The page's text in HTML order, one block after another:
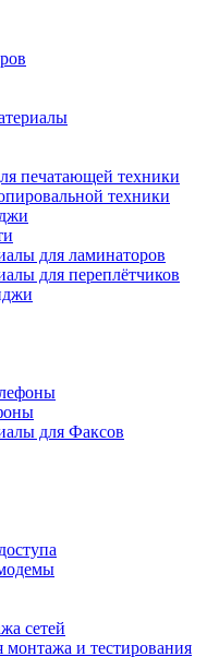
печатающей техники
техники
для ламинаторов
для переплётчиков
для Факсов
сетей
и тестирования